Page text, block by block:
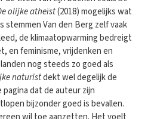
olijke atheïst(2018) mogelijks wat
stemmen Van den Berg zelf vaak
de klimaatopwarming bedreigt
en feminisme, vrijdenken en
nog steeds zo goed als
naturistdekt wel degelijk de
pagina dat de auteur zijn
bijzonder goed is bevallen.